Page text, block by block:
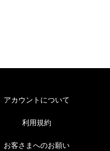
アカウントについて
利用規約
お客さまへのお願い